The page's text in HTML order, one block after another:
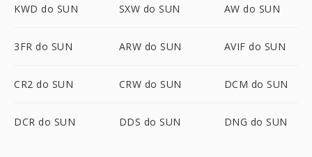
KWD do SUN SXW do SUN AW do SUN
3FR do SUN ARW do SUN AVIF do SUN
CR2 do SUN CRW do SUN DCM do SUN
DCR do SUN DDS do SUN DNG do SUN